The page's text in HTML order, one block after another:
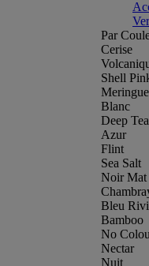
Par
Cerise
Shell
Meringue
Blanc
Deep
Azur
Flint
Sea Salt
Noir Mat
Bleu
Bamboo
No
Nectar
Nuit